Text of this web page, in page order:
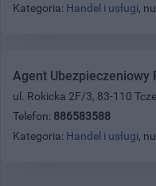
Kategoria: Handel i usługi,
Agent Ubezpieczeniowy
ul. Rokicka 2F/3, 83-110
Telefon: 886583588
Kategoria: Handel i usługi,